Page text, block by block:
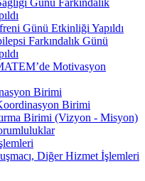
Günü Etkinliği Yapıldı
Farkındalık Günü
Motivasyon
Birimi
Birimi
Birimi (Vizyon - Misyon)
Diğer Hizmet İşlemleri